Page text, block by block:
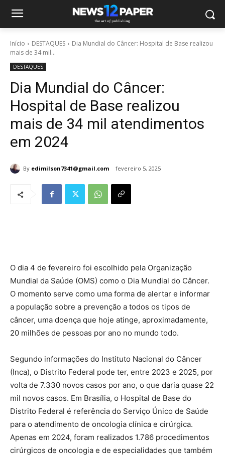
Início DESTAQUES
Dia Mundial do Câncer: Hospital de Base realizou
mais de 34 mil...
DESTAQUES
Dia Mundial do Câncer:
Hospital de Base realizou
mais de 34 mil atendimentos
em 2024
By edimilson7341@gmail.com fevereiro 5, 2025
O dia 4 de fevereiro foi escolhido pela Organização
Mundial da Saúde (OMS) como o Dia Mundial do Câncer.
O momento serve como uma forma de alertar e informar
a população sobre a prevenção a todos os tipos de
câncer, uma doença que hoje atinge, aproximadamente,
20 milhões de pessoas por ano no mundo todo.
Segundo informações do Instituto Nacional do Câncer
(Inca), o Distrito Federal pode ter, entre 2023 e 2025, por
volta de 7.330 novos casos por ano, o que daria quase 22
mil novos casos. Em Brasília, o Hospital de Base do
Distrito Federal é referência do Serviço Único de Saúde
para o atendimento de oncologia clínica e cirúrgica.
Apenas em 2024, foram realizados 1.786 procedimentos
cirúrgicos de oncologia e de especialidades que também